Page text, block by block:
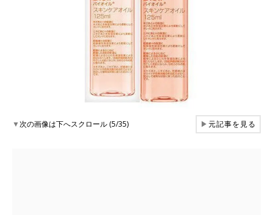
▼次の画像は下へスクロール (5/35) ▶元記事を見る